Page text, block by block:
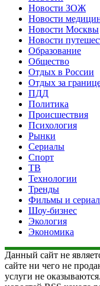
Новости ЗОЖ
Новости
Новости Москвы
Новости
Образование
Общество
Отдых в России
Отдых за
ПДД
Политика
Происшествия
Психология
Рынки
Сериалы
Спорт
ТВ
Технологии
Тренды
Фильмы и
Шоу-бизнес
Экология
Экономика
Данный сайт не
сайте ни чего не
услуги не